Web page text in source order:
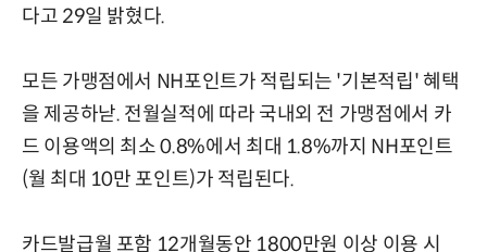
다고 29일 밝혔다.
모든 가맹점에서 NH포인트가 적립되는 '기본적립' 혜택
을 제공하낟. 전월실적에 따라 국내외 전 가맹점에서 카
드 이용액의 최소 0.8%에서 최대 1.8%까지 NH포인트
(월 최대 10만 포인트)가 적립된다.
카드발급월 포함 12개월동안 1800만원 이상 이용 시